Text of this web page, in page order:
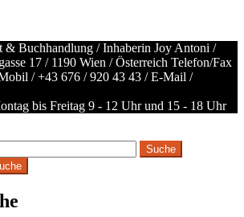
& Buchhandlung / Inhaberin Joy Antoni /
17 / 1190 Wien / Österreich Telefon/Fax
/+43 676 / 920 43 43 / E-Mail /
bis Freitag 9 - 12 Uhr und 15 - 18 Uhr